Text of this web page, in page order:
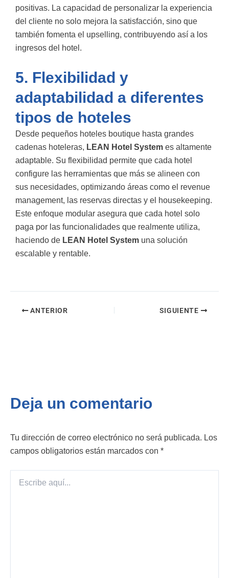
positivas. La capacidad de personalizar la experiencia
del cliente no solo mejora la satisfacción, sino que
también fomenta el upselling, contribuyendo así a los
ingresos del hotel.
5. Flexibilidad y
adaptabilidad a diferentes
tipos de hoteles
Desde pequeños hoteles boutique hasta grandes
cadenas hoteleras, LEAN Hotel System es altamente
adaptable. Su flexibilidad permite que cada hotel
configure las herramientas que más se alineen con
sus necesidades, optimizando áreas como el revenue
management, las reservas directas y el housekeeping.
Este enfoque modular asegura que cada hotel solo
paga por las funcionalidades que realmente utiliza,
haciendo de LEAN Hotel System una solución
escalable y rentable.
ANTERIOR SIGUIENTE
Deja un comentario
Tu dirección de correo electrónico no será publicada. Los
campos obligatorios están marcados con *
aquí...